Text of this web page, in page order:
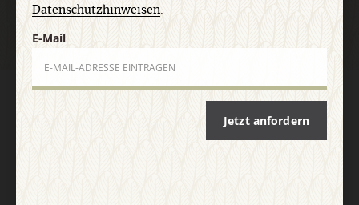
Datenschutz
Barrierefreiheit
Datenschutzhinweisen.
E-Mail
Jetzt anfordern